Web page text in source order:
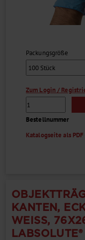
Packungsgröße
Zum Login /
Bestellnummer
Katalogseite als
KANTEN,
WEISS,
LABSOLUTE®